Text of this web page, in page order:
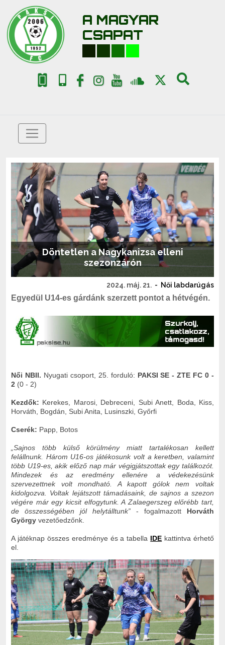
A MAGYAR
CSAPAT
Döntetlen a Nagykanizsa elleni
szezonzárón
2024. máj. 21. - Női labdarúgás
Egyedül U14-es gárdánk szerzett pontot a hétvégén.
Női NBII. Nyugati csoport, 25. forduló: PAKSI SE - ZTE FC 0 -
2 (0 - 2)
Kezdők: Kerekes, Marosi, Debreceni, Subi Anett, Boda, Kiss,
Horváth, Bogdán, Subi Anita, Lusinszki, Győrfi
Cserék: Papp, Botos
„Sajnos több külső körülmény miatt tartalékosan kellett
felállnunk. Három U16-os játékosunk volt a keretben, valamint
több U19-es, akik előző nap már végigjátszottak egy találkozót.
Mindezek és az eredmény ellenére a védekezésünk
szervezettnek volt mondható. A kapott gólok nem voltak
kidolgozva. Voltak lejátszott támadásaink, de sajnos a szezon
végére már egy kicsit elfogytunk. A Zalaegerszeg előrébb tart,
de összességében jól helytálltunk” - fogalmazott Horváth
György vezetőedzőnk.
A játéknap összes eredménye és a tabella IDE kattintva érhető
el.